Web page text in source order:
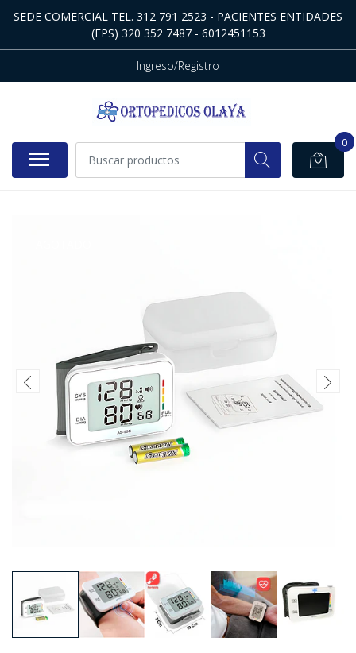
SEDE COMERCIAL TEL. 312 791 2523 - PACIENTES ENTIDADES
(EPS) 320 352 7487 - 6012451153
Ingreso/Registro
0